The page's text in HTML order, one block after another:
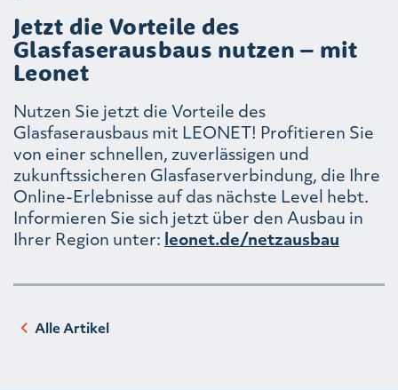
Jetzt die Vorteile des
Glasfaserausbaus nutzen – mit
Leonet
Nutzen Sie jetzt die Vorteile des
Glasfaserausbaus mit LEONET! Profitieren Sie
von einer schnellen, zuverlässigen und
zukunftssicheren Glasfaserverbindung, die Ihre
Online-Erlebnisse auf das nächste Level hebt.
Informieren Sie sich jetzt über den Ausbau in
Ihrer Region unter: leonet.de/netzausbau
Alle Artikel